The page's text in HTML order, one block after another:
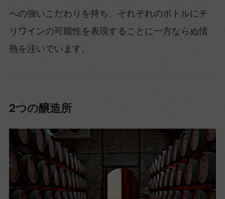
への強いこだわりを持ち、それぞれのボトルにチ
リワインの可能性を表現することに一方ならぬ情
熱を注いでいます。
2つの醸造所